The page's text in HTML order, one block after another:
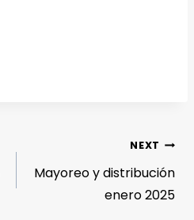
NEXT
Mayoreo y distribución
enero 2025